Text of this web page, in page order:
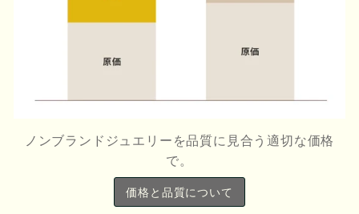
ノンブランドジュエリーを品質に見合う適切な価格
で。
価格と品質について